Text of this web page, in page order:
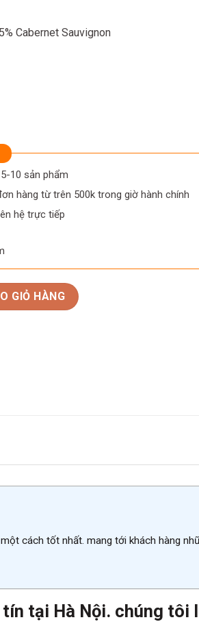
Cabernet Sauvignon
10 sản phẩm
hàng từ trên 500k trong giờ hành chính
hệ trực tiếp
Reserva Carmenere Cabernet Sauvignon
GIỎ HÀNG
cách tốt nhất. mang tới khách hàng
tại Hà Nội. chúng tôi